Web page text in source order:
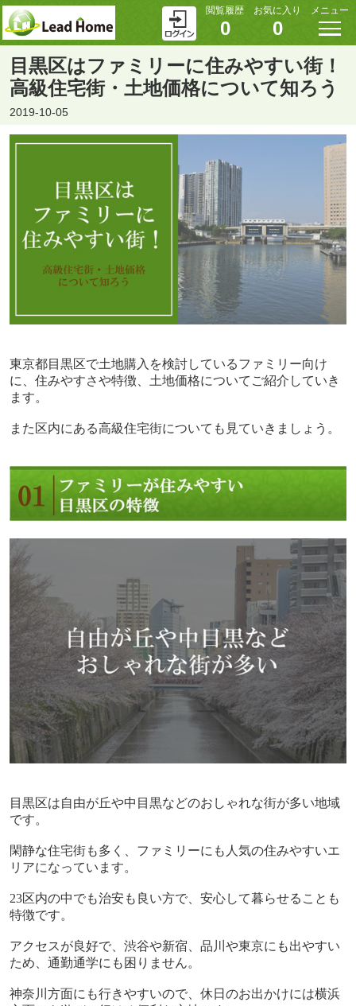
閲覧履歴
0
お気に入り
0
メニュー
目黒区はファミリーに住みやすい街！
高級住宅街・土地価格について知ろう
2019-10-05
東京都目黒区で土地購入を検討しているファミリー向け
に、住みやすさや特徴、土地価格についてご紹介していき
ます。
また区内にある高級住宅街についても見ていきましょう。
目黒区は自由が丘や中目黒などのおしゃれな街が多い地域
です。
閑静な住宅街も多く、ファミリーにも人気の住みやすいエ
リアになっています。
23区内の中でも治安も良い方で、安心して暮らせることも
特徴です。
アクセスが良好で、渋谷や新宿、品川や東京にも出やすい
ため、通勤通学にも困りません。
神奈川方面にも行きやすいので、休日のお出かけには横浜